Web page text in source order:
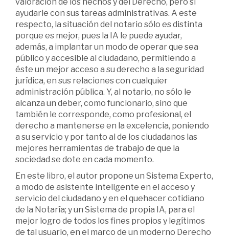
valoración de los hechos y del Derecho, pero sí
ayudarle con sus tareas administrativas. A este
respecto, la situación del notario sólo es distinta
porque es mejor, pues la IA le puede ayudar,
además, a implantar un modo de operar que sea
público y accesible al ciudadano, permitiendo a
éste un mejor acceso a su derecho a la seguridad
jurídica, en sus relaciones con cualquier
administración pública. Y, al notario, no sólo le
alcanza un deber, como funcionario, sino que
también le corresponde, como profesional, el
derecho a mantenerse en la excelencia, poniendo
a su servicio y por tanto al de los ciudadanos las
mejores herramientas de trabajo de que la
sociedad se dote en cada momento.
En este libro, el autor propone un Sistema Experto,
a modo de asistente inteligente en el acceso y
servicio del ciudadano y en el quehacer cotidiano
de la Notaría; y un Sistema de propia IA, para el
mejor logro de todos los fines propios y legítimos
de tal usuario, en el marco de un moderno Derecho